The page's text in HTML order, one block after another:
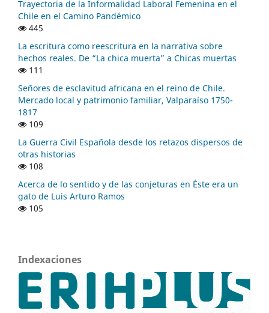
Trayectoria de la Informalidad Laboral Femenina en el
Chile en el Camino Pandémico
445
La escritura como reescritura en la narrativa sobre
hechos reales. De “La chica muerta” a Chicas muertas
111
Señores de esclavitud africana en el reino de Chile.
Mercado local y patrimonio familiar, Valparaíso 1750-
1817
109
La Guerra Civil Española desde los retazos dispersos de
otras historias
108
Acerca de lo sentido y de las conjeturas en Éste era un
gato de Luis Arturo Ramos
105
Indexaciones